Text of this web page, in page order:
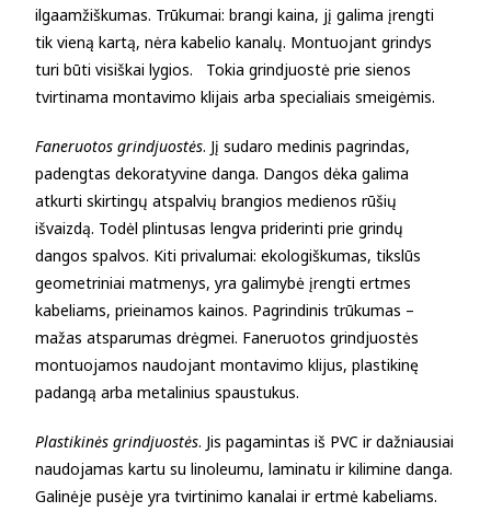
ilgaamžiškumas. Trūkumai: brangi kaina, jį galima įrengti
tik vieną kartą, nėra kabelio kanalų. Montuojant grindys
turi būti visiškai lygios. Tokia grindjuostė prie sienos
tvirtinama montavimo klijais arba specialiais smeigėmis.
Faneruotos grindjuostės. Jį sudaro medinis pagrindas,
padengtas dekoratyvine danga. Dangos dėka galima
atkurti skirtingų atspalvių brangios medienos rūšių
išvaizdą. Todėl plintusas lengva priderinti prie grindų
dangos spalvos. Kiti privalumai: ekologiškumas, tikslūs
geometriniai matmenys, yra galimybė įrengti ertmes
kabeliams, prieinamos kainos. Pagrindinis trūkumas –
mažas atsparumas drėgmei. Faneruotos grindjuostės
montuojamos naudojant montavimo klijus, plastikinę
padangą arba metalinius spaustukus.
Plastikinės grindjuostės. Jis pagamintas iš PVC ir dažniausiai
naudojamas kartu su linoleumu, laminatu ir kilimine danga.
Galinėje pusėje yra tvirtinimo kanalai ir ertmė kabeliams.